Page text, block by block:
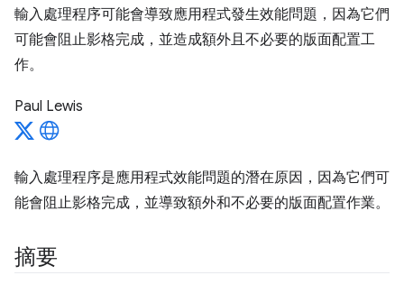
輸入處理程序可能會導致應用程式發生效能問題，因為它們
可能會阻止影格完成，並造成額外且不必要的版面配置工
作。
Paul Lewis
輸入處理程序是應用程式效能問題的潛在原因，因為它們可
能會阻止影格完成，並導致額外和不必要的版面配置作業。
摘要